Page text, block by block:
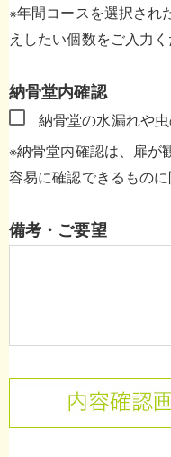
※年間コースを選択され
えしたい個数をご入力く
納骨堂内確認
納骨堂の水漏れや
※納骨堂内確認は、扉が
容易に確認できるものに
備考・ご要望